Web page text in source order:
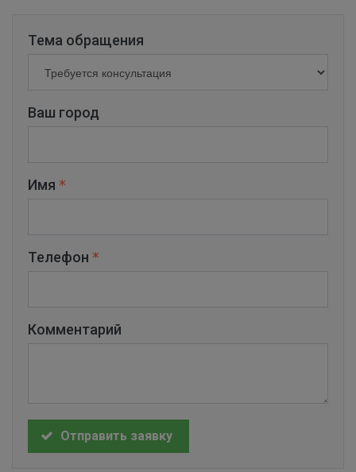
Тема обращения
Ваш город
Имя
Телефон
Комментарий
Отправить заявку